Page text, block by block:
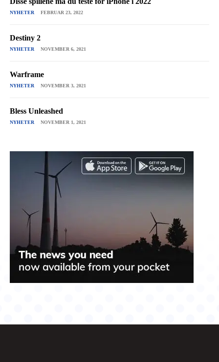
NYHETER FEBRUAR 23, 2022
Destiny 2
NYHETER NOVEMBER 6, 2021
Warframe
NYHETER NOVEMBER 3, 2021
Bless Unleashed
NYHETER NOVEMBER 1, 2021